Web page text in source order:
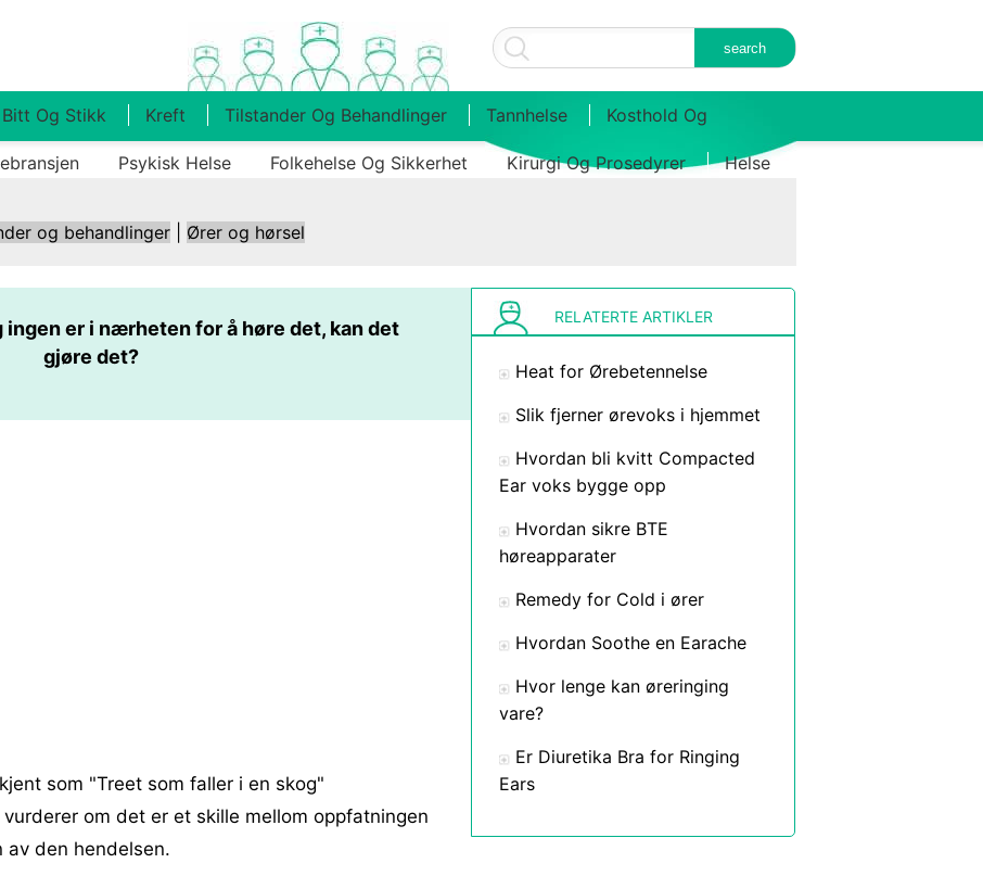
Bitt Og Stikk Kreft Tilstander Og Behandlinger Tannhelse Kosthold Og
Psykisk Helse Folkehelse Og Sikkerhet Kirurgi Og Prosedyrer Helse
og behandlinger Ører og hørsel
er i nærheten for å høre det, kan det
gjøre det?
som "Treet som faller i en skog"
om det er et skille mellom oppfatningen
av den hendelsen.
RELATERTE ARTIKLER
Heat for Ørebetennelse
Slik fjerner ørevoks i hjemmet
Hvordan bli kvitt Compacted
Ear voks bygge opp
Hvordan sikre BTE
høreapparater
Remedy for Cold i ører
Hvordan Soothe en Earache
Hvor lenge kan øreringing
vare?
Er Diuretika Bra for Ringing
Ears